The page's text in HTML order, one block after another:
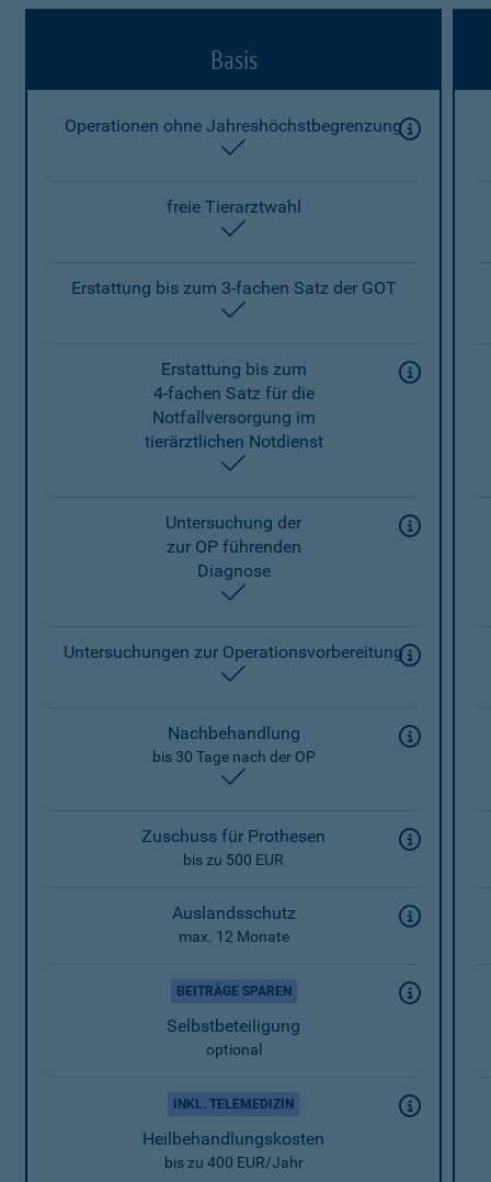
Basis
Operationen ohne Jahreshöchstbegrenzung
freie Tierarztwahl
Erstattung bis zum 3-fachen Satz der GOT
Erstattung bis zum
4-fachen Satz für die
Notfallversorgung im
tierärztlichen Notdienst
Untersuchung der
zur OP führenden
Diagnose
Untersuchungen zur Operationsvorbereitung
Nachbehandlung
bis 30 Tage nach der OP
Zuschuss für Prothesen
bis zu 500 EUR
Auslandsschutz
max. 12 Monate
BEITRÄGE SPAREN
Selbstbeteiligung
optional
INKL. TELEMEDIZIN
Heilbehandlungskosten
bis zu 400 EUR/Jahr